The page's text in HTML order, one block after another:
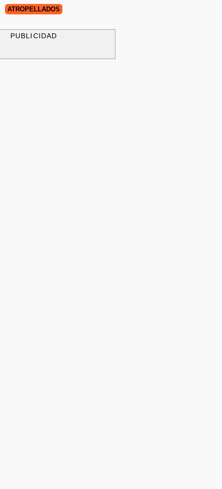
ATROPELLADOS
PUBLICIDAD